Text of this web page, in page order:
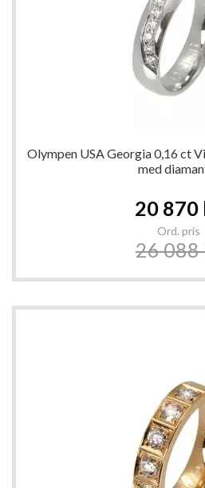
Olympen USA Georgia 0,16 ct
med
20 870
Ord. pris
26 088